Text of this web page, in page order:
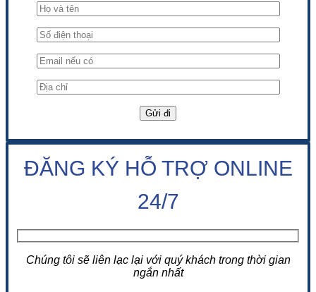
ĐĂNG KÝ HỖ TRỢ ONLINE
24/7
Chúng tôi sẽ liên lạc lại với quý khách trong thời gian
ngắn nhất